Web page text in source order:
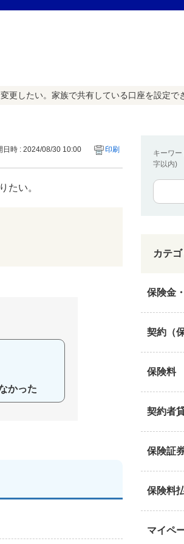
更したい。家族で共有している口座を設定で
キーワ
字以内)
カテ
保険金
契約（
保険料
契約者
保険証
保険料
マイペ
日時 : 2024/08/30 10:00 印刷
たい。
かった